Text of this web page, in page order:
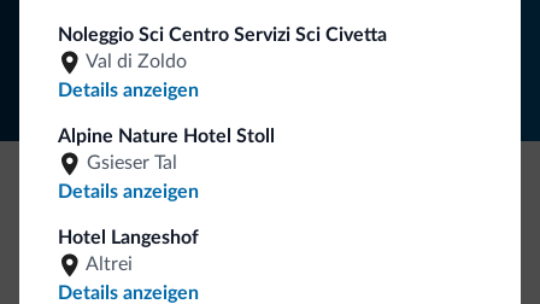
Noleggio Sci Centro Servizi Sci Civetta
Val di Zoldo
Details anzeigen
Alpine Nature Hotel Stoll
Gsieser Tal
Details anzeigen
Hotel Langeshof
Altrei
Details anzeigen
Folgen Sie Dolomiti.it auf
Kollektion
So viele von Ihnen haben uns gefragt. Die neue Kollektion